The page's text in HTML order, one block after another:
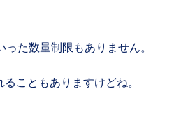
た数量制限もありません。
こともありますけどね。